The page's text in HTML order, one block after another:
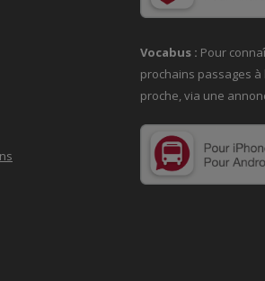
Vocabus : Pour
prochains passages à
proche, via une